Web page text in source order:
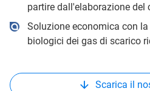
partire dall'elaborazione del
Soluzione economica con
biologici dei gas di scarico
Scarica il